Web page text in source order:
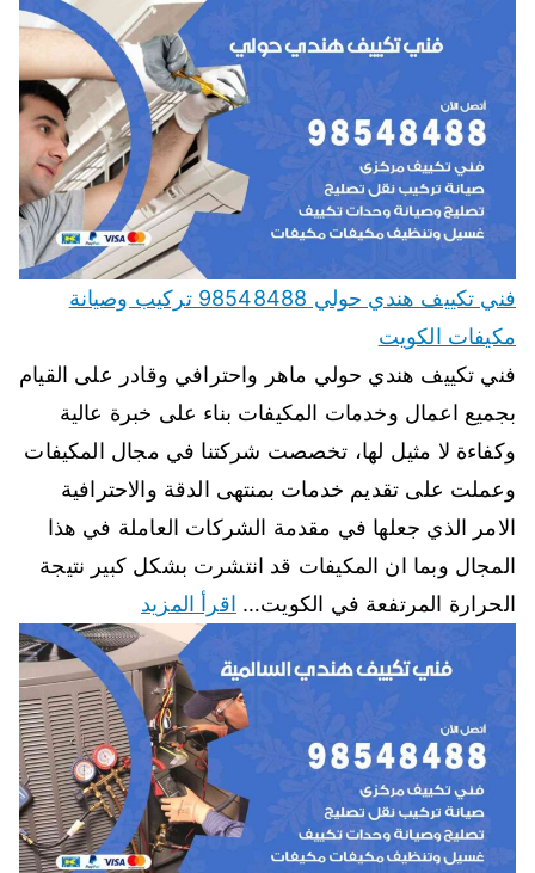
فني تكييف هندي حولي 98548488 تركيب وصيانة
مكيفات الكويت
فني تكييف هندي حولي ماهر واحترافي وقادر على القيام
بجميع اعمال وخدمات المكيفات بناء على خبرة عالية
وكفاءة لا مثيل لها، تخصصت شركتنا في مجال المكيفات
وعملت على تقديم خدمات بمنتهى الدقة والاحترافية
الامر الذي جعلها في مقدمة الشركات العاملة في هذا
المجال وبما ان المكيفات قد انتشرت بشكل كبير نتيجة
الحرارة المرتفعة في الكويت… اقرأ المزيد